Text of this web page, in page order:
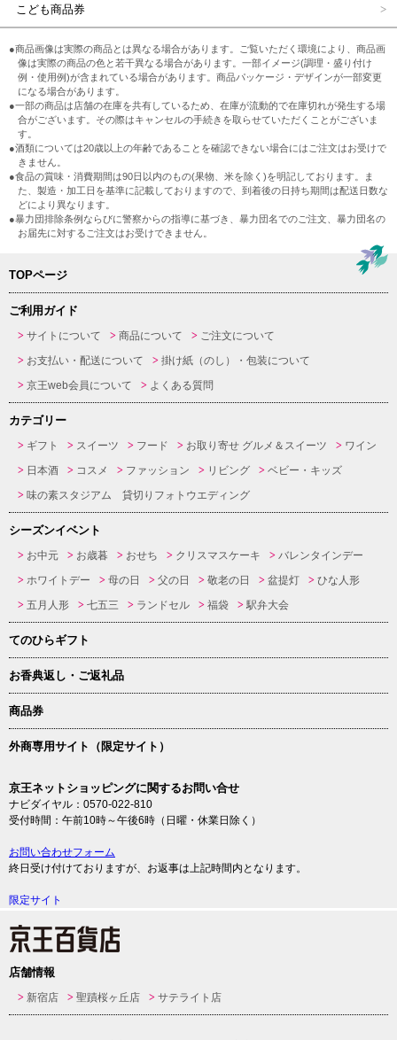
こども商品券
●商品画像は実際の商品とは異なる場合があります。ご覧いただく環境により、商品画
像は実際の商品の色と若干異なる場合があります。一部イメージ(調理・盛り付け
例・使用例)が含まれている場合があります。商品パッケージ・デザインが一部変更
になる場合があります。
●一部の商品は店舗の在庫を共有しているため、在庫が流動的で在庫切れが発生する場
合がございます。その際はキャンセルの手続きを取らせていただくことがございま
す。
●酒類については20歳以上の年齢であることを確認できない場合にはご注文はお受けで
きません。
●食品の賞味・消費期間は90日以内のもの(果物、米を除く)を明記しております。ま
た、製造・加工日を基準に記載しておりますので、到着後の日持ち期間は配送日数な
どにより異なります。
●暴力団排除条例ならびに警察からの指導に基づき、暴力団名でのご注文、暴力団名の
お届先に対するご注文はお受けできません。
TOPページ
ご利用ガイド
サイトについて 商品について
ご注文について
お支払い・配送について
掛け紙（のし）・包装について
京王web会員について
よくある質問
カテゴリー
ギフト スイーツ フード お取り寄せ グルメ＆スイーツ
ワイン
日本酒
コスメ ファッション リビング
ベビー・キッズ
味の素スタジアム 貸切りフォトウエディング
シーズンイベント
お中元 お歳暮 おせち クリスマスケーキ
バレンタインデー
ホワイトデー
母の日 父の日 敬老の日 盆提灯
ひな人形
五月人形
七五三 ランドセル 福袋 駅弁大会
てのひらギフト
お香典返し・ご返礼品
商品券
外商専用サイト（限定サイト）
京王ネットショッピングに関するお問い合せ
ナビダイヤル：0570-022-810
受付時間：午前10時～午後6時（日曜・休業日除く）
お問い合わせフォーム
終日受け付けておりますが、お返事は上記時間内となります。
限定サイト
店舗情報
新宿店 聖蹟桜ヶ丘店 サテライト店